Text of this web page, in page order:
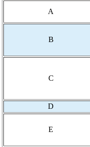
A
B
C
D
E